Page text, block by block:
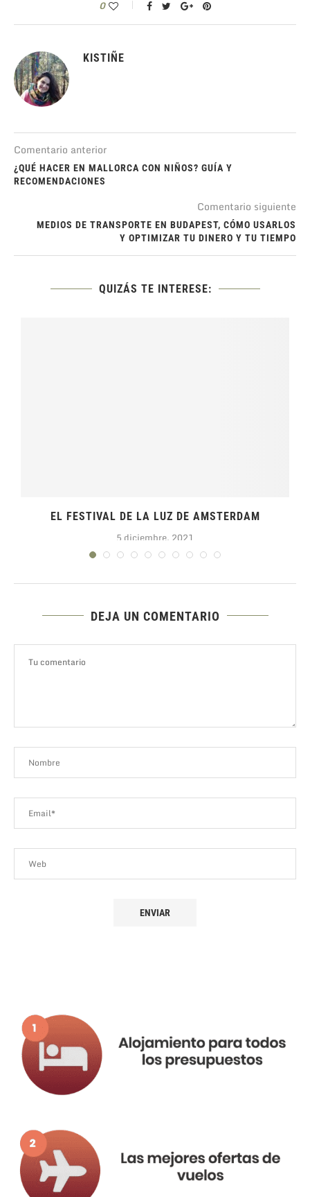
0
KISTIÑE
Comentario anterior
¿QUÉ HACER EN MALLORCA CON NIÑOS? GUÍA Y
RECOMENDACIONES
Comentario siguiente
MEDIOS DE TRANSPORTE EN BUDAPEST, CÓMO USARLOS
Y OPTIMIZAR TU DINERO Y TU TIEMPO
QUIZÁS TE INTERESE:
EL FESTIVAL DE LA LUZ DE AMSTERDAM
5 diciembre, 2021
DEJA UN COMENTARIO